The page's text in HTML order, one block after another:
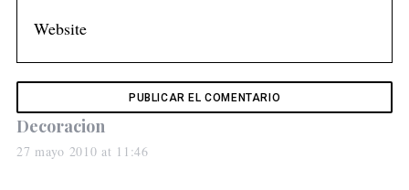
s
a
Decoracion
27 mayo 2010 at 11:46
S
a
c
h
f